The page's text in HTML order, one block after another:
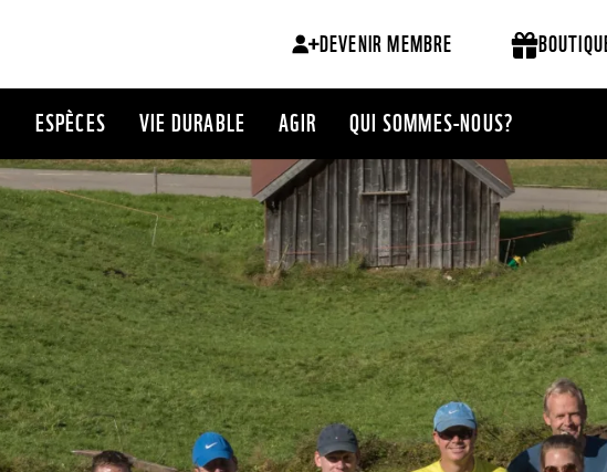
DEVENIR MEMBRE
ESPÈCES VIE DURABLE AGIR QUI SOMMES-NOUS?